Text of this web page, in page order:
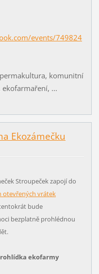
events/749824
komunitní
...
Ekozámečku
Stroupeček zapojí do
otevřených vrátek
bude
bezplatně prohlédnou
ekofarmy